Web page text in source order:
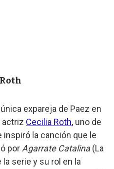
expareja de Paez en
actriz Cecilia Roth, uno de
la canción que le
por Agarrate Catalina(La
serie y su rol en la